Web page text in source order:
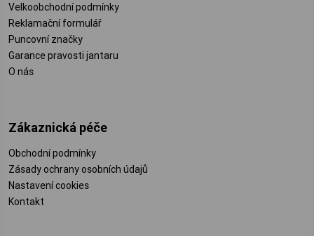
Velkoobchodní podmínky
Reklamační formulář
Puncovní značky
Garance pravosti jantaru
O nás
Zákaznická péče
Obchodní podmínky
Zásady ochrany osobních údajů
Nastavení cookies
Kontakt